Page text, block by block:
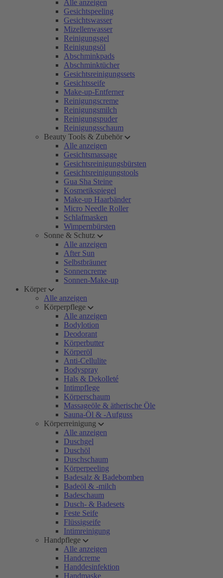
Alle anzeigen
Gesichtspeeling
Gesichtswasser
Mizellenwasser
Reinigungsgel
Reinigungsöl
Abschminkpads
Abschminktücher
Gesichtsreinigungssets
Gesichtsseife
Make-up-Entferner
Reinigungscreme
Reinigungsmilch
Reinigungspuder
Reinigungsschaum
Beauty Tools & Zubehör
Alle anzeigen
Gesichtsmassage
Gesichtsreinigungsbürsten
Gesichtsreinigungstools
Gua Sha Steine
Kosmetikspiegel
Make-up Haarbänder
Micro Needle Roller
Schlafmasken
Wimpernbürsten
Sonne & Schutz
Alle anzeigen
After Sun
Selbstbräuner
Sonnencreme
Sonnen-Make-up
Körper
Alle anzeigen
Körperpflege
Alle anzeigen
Bodylotion
Deodorant
Körperbutter
Körperöl
Anti-Cellulite
Bodyspray
Hals & Dekolleté
Intimpflege
Körperschaum
Massageöle & ätherische Öle
Sauna-Öl & -Aufguss
Körperreinigung
Alle anzeigen
Duschgel
Duschöl
Duschschaum
Körperpeeling
Badesalz & Badebomben
Badeöl & -milch
Badeschaum
Dusch- & Badesets
Feste Seife
Flüssigseife
Intimreinigung
Handpflege
Alle anzeigen
Handcreme
Handdesinfektion
Handmaske